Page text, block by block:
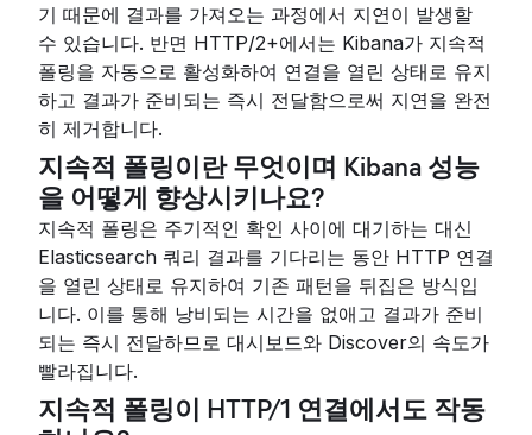
기 때문에 결과를 가져오는 과정에서 지연이 발생할
수 있습니다. 반면 HTTP/2+에서는 Kibana가 지속적
폴링을 자동으로 활성화하여 연결을 열린 상태로 유지
하고 결과가 준비되는 즉시 전달함으로써 지연을 완전
히 제거합니다.
지속적 폴링이란 무엇이며 Kibana 성능
을 어떻게 향상시키나요?
지속적 폴링은 주기적인 확인 사이에 대기하는 대신
Elasticsearch 쿼리 결과를 기다리는 동안 HTTP 연결
을 열린 상태로 유지하여 기존 패턴을 뒤집은 방식입
니다. 이를 통해 낭비되는 시간을 없애고 결과가 준비
되는 즉시 전달하므로 대시보드와 Discover의 속도가
빨라집니다.
지속적 폴링이 HTTP/1 연결에서도 작동